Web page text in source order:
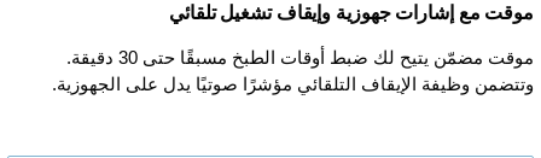
موقت مع إشارات جهوزية وإيقاف تشغيل تلقائي
موقت مضمّن يتيح لك ضبط أوقات الطبخ مسبقًا حتى 30 دقيقة.
وتتضمن وظيفة الإيقاف التلقائي مؤشرًا صوتيًا يدل على الجهوزية.